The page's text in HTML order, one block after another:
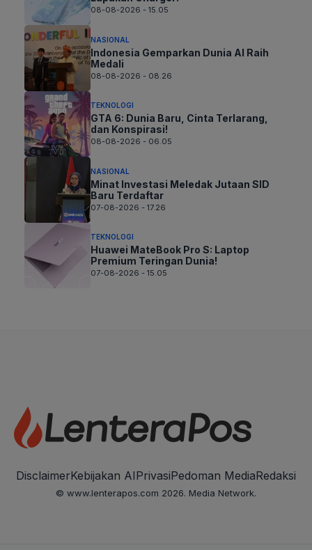
08-08-2026 - 15.05
NASIONAL
Indonesia Gemparkan Dunia AI Raih
Medali
08-08-2026 - 08.26
TEKNOLOGI
GTA 6: Dunia Baru, Cinta Terlarang,
dan Konspirasi!
08-08-2026 - 06.05
NASIONAL
Minat Investasi Meledak Jutaan SID
Baru Terdaftar
07-08-2026 - 17.26
TEKNOLOGI
Huawei MateBook Pro S: Laptop
Premium Teringan Dunia!
07-08-2026 - 15.05
DisclaimerKebijakan AIPrivasiPedoman MediaRedaksi
© www.lenterapos.com 2026. Media Network.